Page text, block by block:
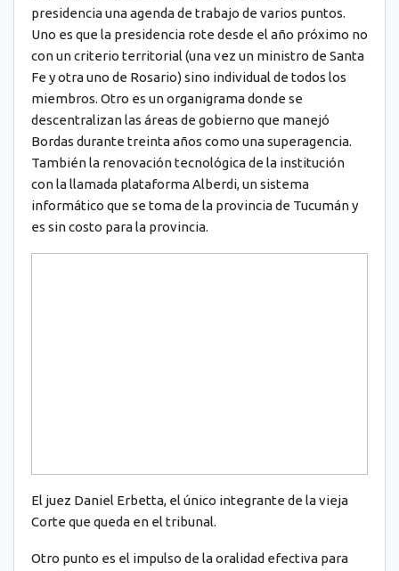
presidencia una agenda de trabajo de varios puntos.
Uno es que la presidencia rote desde el año próximo no
con un criterio territorial (una vez un ministro de Santa
Fe y otra uno de Rosario) sino individual de todos los
miembros. Otro es un organigrama donde se
descentralizan las áreas de gobierno que manejó
Bordas durante treinta años como una superagencia.
También la renovación tecnológica de la institución
con la llamada plataforma Alberdi, un sistema
informático que se toma de la provincia de Tucumán y
es sin costo para la provincia.
El juez Daniel Erbetta, el único integrante de la vieja
Corte que queda en el tribunal.
Otro punto es el impulso de la oralidad efectiva para